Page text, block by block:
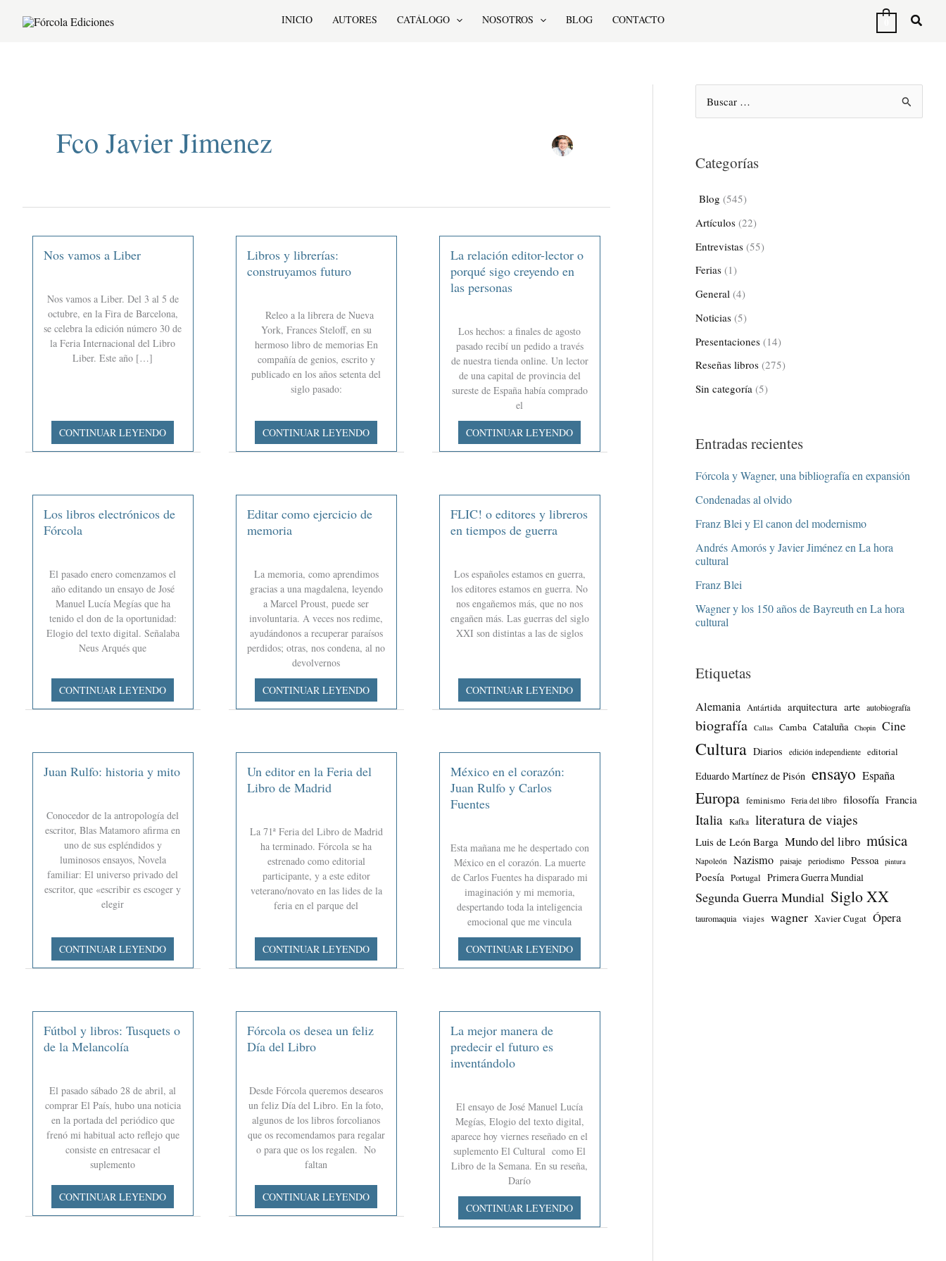
INICIO AUTORES CATÁLOGO NOSOTROS BLOG CONTACTO
Fco Javier Jimenez
Nos vamos a Liber
Nos vamos a Liber. Del 3 al 5 de
octubre, en la Fira de Barcelona,
se celebra la edición número 30 de
la Feria Internacional del Libro
Liber. Este año […]
Nos
vamos
a
CONTINUAR LEYENDO
Libros y librerías:
construyamos futuro
Releo a la librera de Nueva
York, Frances Steloff, en su
hermoso libro de memorias En
compañía de genios, escrito y
publicado en los años setenta del
siglo pasado:
Libros
y
librerías:
CONTINUAR LEYENDO
La relación editor-lector o
porqué sigo creyendo en
las personas
Los hechos: a finales de agosto
pasado recibí un pedido a través
de nuestra tienda online. Un lector
de una capital de provincia del
sureste de España había comprado
el
La
relación
editor-
sigo
creyendo
personas
CONTINUAR LEYENDO
Los libros electrónicos de
Fórcola
El pasado enero comenzamos el
año editando un ensayo de José
Manuel Lucía Megías que ha
tenido el don de la oportunidad:
Elogio del texto digital. Señalaba
Neus Arqués que
Los
libros
electrónicos
CONTINUAR LEYENDO
Editar como ejercicio de
memoria
La memoria, como aprendimos
gracias a una magdalena, leyendo
a Marcel Proust, puede ser
involuntaria. A veces nos redime,
ayudándonos a recuperar paraísos
perdidos; otras, nos condena, al no
devolvernos
Editar
como
ejercicio
CONTINUAR LEYENDO
FLIC! o editores y libreros
en tiempos de guerra
Los españoles estamos en guerra,
los editores estamos en guerra. No
nos engañemos más, que no nos
engañen más. Las guerras del siglo
XXI son distintas a las de siglos
FLIC!
o
editores
tiempos
de
guerra
CONTINUAR LEYENDO
Juan Rulfo: historia y mito
Conocedor de la antropología del
escritor, Blas Matamoro afirma en
uno de sus espléndidos y
luminosos ensayos, Novela
familiar: El universo privado del
escritor, que «escribir es escoger y
elegir
Juan
Rulfo:
historia
CONTINUAR LEYENDO
Un editor en la Feria del
Libro de Madrid
La 71ª Feria del Libro de Madrid
ha terminado. Fórcola se ha
estrenado como editorial
participante, y a este editor
veterano/novato en las lides de la
feria en el parque del
Un
editor
en
Libro
de
CONTINUAR LEYENDO
México en el corazón:
Juan Rulfo y Carlos
Fuentes
Esta mañana me he despertado con
México en el corazón. La muerte
de Carlos Fuentes ha disparado mi
imaginación y mi memoria,
despertando toda la inteligencia
emocional que me vincula
México
en
el
y
Carlos
Fuentes
CONTINUAR LEYENDO
Fútbol y libros: Tusquets o
de la Melancolía
El pasado sábado 28 de abril, al
comprar El País, hubo una noticia
en la portada del periódico que
frenó mi habitual acto reflejo que
consiste en entresacar el
suplemento
Fútbol
y
libros:
CONTINUAR LEYENDO
Fórcola os desea un feliz
Día del Libro
Desde Fórcola queremos desearos
un feliz Día del Libro. En la foto,
algunos de los libros forcolianos
que os recomendamos para regalar
o para que os los regalen. No
faltan
Fórcola
os
desea
CONTINUAR LEYENDO
La mejor manera de
predecir el futuro es
inventándolo
El ensayo de José Manuel Lucía
Megías, Elogio del texto digital,
aparece hoy viernes reseñado en el
suplemento El Cultural como El
Libro de la Semana. En su reseña,
Darío
La
mejor
manera
CONTINUAR LEYENDO
c
p
o
r
:
Categorías
Blog (545)
Artículos (22)
Entrevistas (55)
Ferias (1)
General (4)
Noticias (5)
Presentaciones (14)
Reseñas libros (275)
Sin categoría (5)
Entradas recientes
Fórcola y Wagner, una bibliografía en expansión
Condenadas al olvido
Franz Blei y El canon del modernismo
Andrés Amorós y Javier Jiménez en La hora
cultural
Franz Blei
Wagner y los 150 años de Bayreuth en La hora
cultural
Etiquetas
Alemania Antártida arquitectura arte autobiografía
biografía Callas Camba Cataluña Chopin Cine
Cultura Diarios edición independiente editorial
Eduardo Martínez de Pisón ensayo España
Europa feminismo Feria del libro filosofía Francia
Italia Kafka literatura de viajes
Luis de León Barga Mundo del libro música
Napoleón Nazismo paisaje periodismo Pessoa pintura
Poesía Portugal Primera Guerra Mundial
Segunda Guerra Mundial Siglo XX
tauromaquia viajes wagner Xavier Cugat Ópera